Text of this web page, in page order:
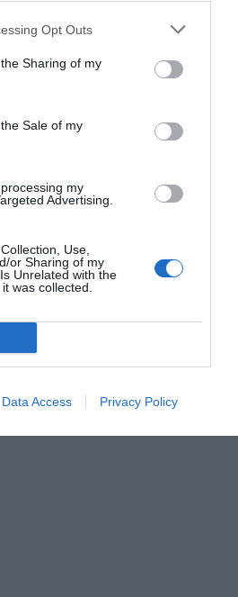
Opt Outs
Sharing of my
Sale of my
my
Advertising.
Use,
or Sharing of my
Unrelated with the
was collected.
Data Access Privacy Policy